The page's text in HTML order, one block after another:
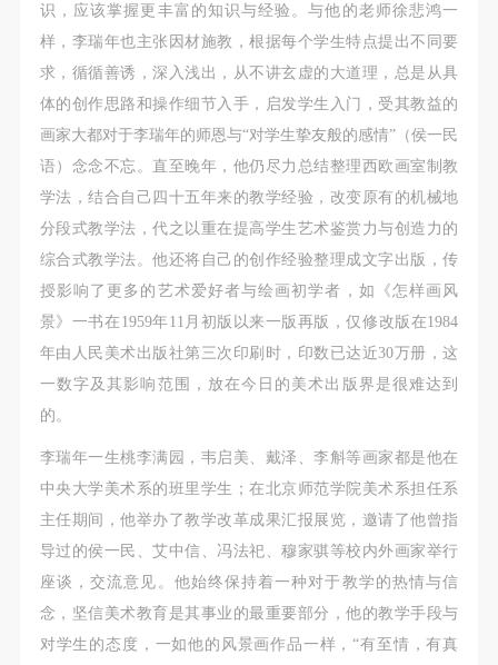
识，应该掌握更丰富的知识与经验。与他的老师徐悲鸿一
样，李瑞年也主张因材施教，根据每个学生特点提出不同要
求，循循善诱，深入浅出，从不讲玄虚的大道理，总是从具
体的创作思路和操作细节入手，启发学生入门，受其教益的
画家大都对于李瑞年的师恩与“对学生挚友般的感情”（侯一民
语）念念不忘。直至晚年，他仍尽力总结整理西欧画室制教
学法，结合自己四十五年来的教学经验，改变原有的机械地
分段式教学法，代之以重在提高学生艺术鉴赏力与创造力的
综合式教学法。他还将自己的创作经验整理成文字出版，传
授影响了更多的艺术爱好者与绘画初学者，如《怎样画风
景》一书在1959年11月初版以来一版再版，仅修改版在1984
年由人民美术出版社第三次印刷时，印数已达近30万册，这
一数字及其影响范围，放在今日的美术出版界是很难达到
的。
李瑞年一生桃李满园，韦启美、戴泽、李斛等画家都是他在
中央大学美术系的班里学生；在北京师范学院美术系担任系
主任期间，他举办了教学改革成果汇报展览，邀请了他曾指
导过的侯一民、艾中信、冯法祀、穆家骐等校内外画家举行
座谈，交流意见。他始终保持着一种对于教学的热情与信
念，坚信美术教育是其事业的最重要部分，他的教学手段与
对学生的态度，一如他的风景画作品一样，“有至情，有真